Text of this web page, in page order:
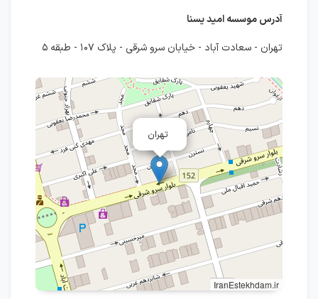
آدرس موسسه امید یسنا
تهران - سعادت آباد - خیابان سرو شرقی - پلاک ۱۰۷ - طبقه ۵
تهران
IranEstekhdam.ir